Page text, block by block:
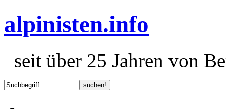
alpinisten.info
seit über 25 Jahren von